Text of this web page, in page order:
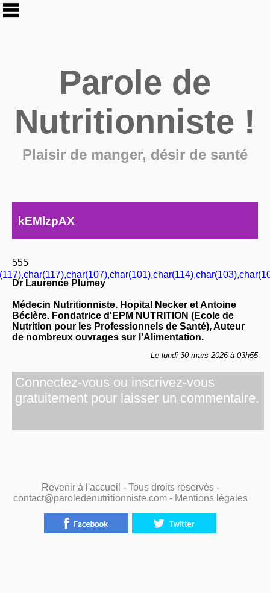
Parole de
Nutritionniste !
Plaisir de manger, désir de santé
kEMlzpAX
555
Dr Laurence Plumey
Médecin Nutritionniste. Hopital Necker et Antoine
Béclère. Fondatrice d'EPM NUTRITION (Ecole de
Nutrition pour les Professionnels de Santé), Auteur
de nombreux ouvrages sur l'Alimentation.
Le lundi 30 mars 2026 à 03h55
Connectez-vous ou inscrivez-vous
gratuitement pour laisser un commentaire.
Revenir à l'accueil - Tous droits réservés -
contact@paroledenutritionniste.com - Mentions légales